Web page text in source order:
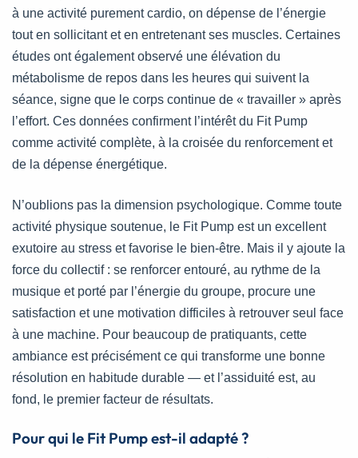
à une activité purement cardio, on dépense de l’énergie
tout en sollicitant et en entretenant ses muscles. Certaines
études ont également observé une élévation du
métabolisme de repos dans les heures qui suivent la
séance, signe que le corps continue de « travailler » après
l’effort. Ces données confirment l’intérêt du Fit Pump
comme activité complète, à la croisée du renforcement et
de la dépense énergétique.
N’oublions pas la dimension psychologique. Comme toute
activité physique soutenue, le Fit Pump est un excellent
exutoire au stress et favorise le bien-être. Mais il y ajoute la
force du collectif : se renforcer entouré, au rythme de la
musique et porté par l’énergie du groupe, procure une
satisfaction et une motivation difficiles à retrouver seul face
à une machine. Pour beaucoup de pratiquants, cette
ambiance est précisément ce qui transforme une bonne
résolution en habitude durable — et l’assiduité est, au
fond, le premier facteur de résultats.
Pour qui le Fit Pump est-il adapté ?